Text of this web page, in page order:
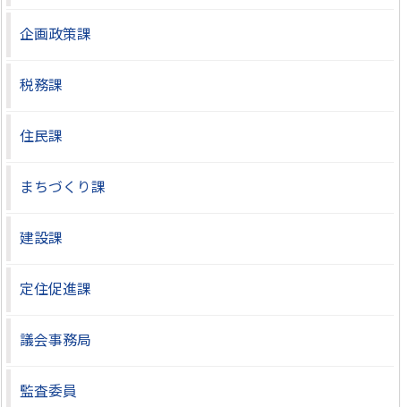
企画政策課
税務課
住民課
まちづくり課
建設課
定住促進課
議会事務局
監査委員